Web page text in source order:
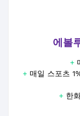
에볼
+
+ 매일 스포츠
+ 한